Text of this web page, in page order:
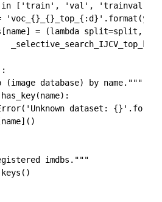
['train', 'val', 'trainval',
= (lambda split=split,
(image database) by name."""
dataset:
imdbs."""